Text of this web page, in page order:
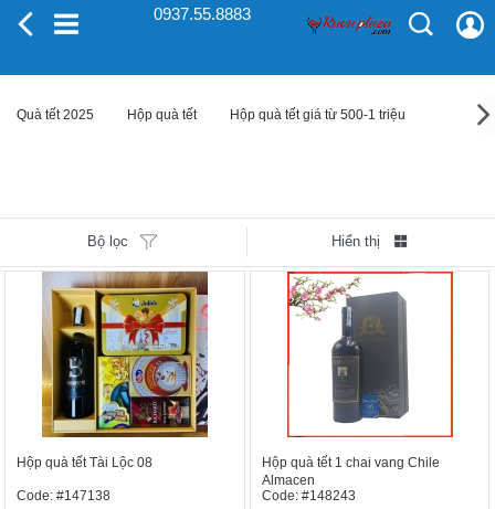
0937.55.8883
Quà tết 2025 Hộp quà tết Hộp quà tết giá từ 500-1 triệu
Bộ lọc Hiển thị
Hộp quà tết Tài Lộc 08
Code: #147138
Hộp quà tết 1 chai vang Chile
Almacen
Code: #148243